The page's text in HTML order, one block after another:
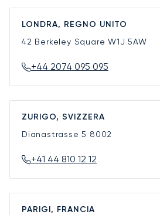
LONDRA, REGNO UNITO
42 Berkeley SquareW1J 5AW
+44 2074 095 095
ZURIGO, SVIZZERA
Dianastrasse 5 8002
+41 44 810 12 12
PARIGI, FRANCIA